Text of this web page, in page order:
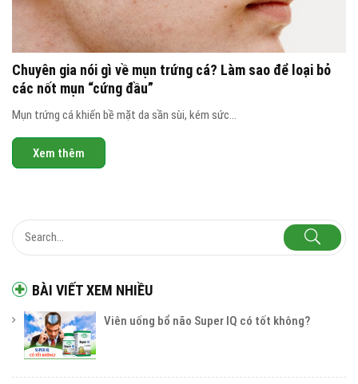
BÀI VIẾT XEM NHIỀU
Viên uống bổ não Super IQ có tốt không?
Chuyên gia nói gì về mụn trứng cá? Làm sao để loại bỏ
các nốt mụn “cứng đầu”
Mụn trứng cá khiến bề mặt da sần sùi, kém sức...
Xem thêm